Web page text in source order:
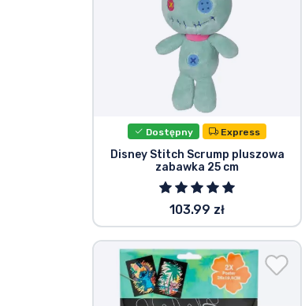
Dostępny Express
Disney Stitch Scrump pluszowa
zabawka 25 cm
103.99 zł